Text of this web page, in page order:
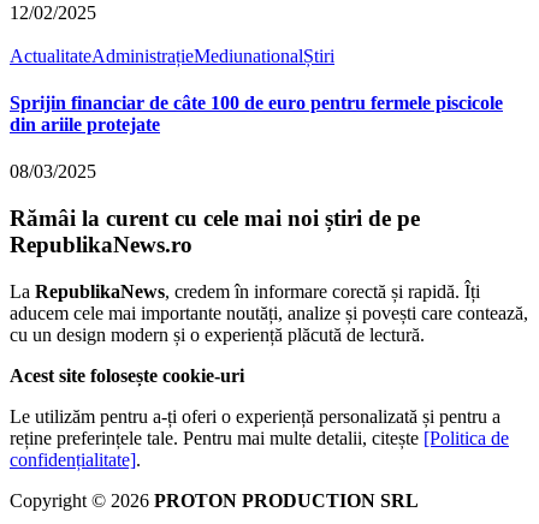
12/02/2025
ActualitateAdministrațieMediunationalȘtiri
Sprijin financiar de câte 100 de euro pentru fermele piscicole
din ariile protejate
08/03/2025
Rămâi la curent cu cele mai noi știri de pe
RepublikaNews.ro
La RepublikaNews, credem în informare corectă și rapidă. Îți
aducem cele mai importante noutăți, analize și povești care contează,
cu un design modern și o experiență plăcută de lectură.
Acest site folosește cookie-uri
Le utilizăm pentru a-ți oferi o experiență personalizată și pentru a
reține preferințele tale. Pentru mai multe detalii, citește [Politica de
confidențialitate].
Copyright © 2026 PROTON PRODUCTION SRL